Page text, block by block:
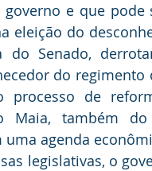
e que pode
eleição do
do Senado,
do
processo de
Maia, também
agenda
legislativas, o